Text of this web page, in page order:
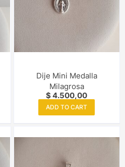
Dije Mini Medalla
Milagrosa
$4.500,00
ADD TO CART